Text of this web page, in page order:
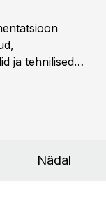
ja tehnilised
Nädal